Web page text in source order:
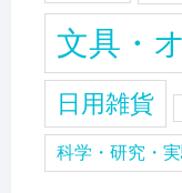
文具・
日用雑貨
科学・研究・